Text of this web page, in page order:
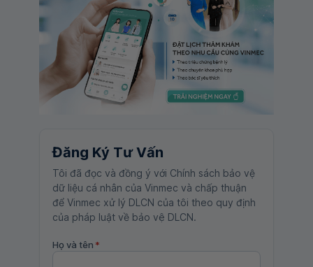
Đăng Ký Tư Vấn
Tôi đã đọc và đồng ý với Chính sách bảo vệ
dữ liệu cá nhân của Vinmec và chấp thuận
để Vinmec xử lý DLCN của tôi theo quy định
của pháp luật về bảo vệ DLCN.
Họ và tên *